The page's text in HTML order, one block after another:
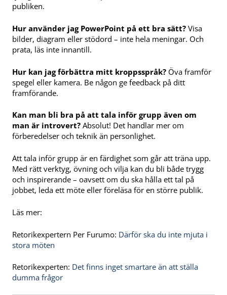
publiken.
Hur använder jag PowerPoint på ett bra sätt? Visa
bilder, diagram eller stödord – inte hela meningar. Och
prata, läs inte innantill.
Hur kan jag förbättra mitt kroppsspråk? Öva framför
spegel eller kamera. Be någon ge feedback på ditt
framförande.
Kan man bli bra på att tala inför grupp även om
man är introvert? Absolut! Det handlar mer om
förberedelser och teknik än personlighet.
Att tala inför grupp är en färdighet som går att träna upp.
Med rätt verktyg, övning och vilja kan du bli både trygg
och inspirerande – oavsett om du ska hålla ett tal på
jobbet, leda ett möte eller föreläsa för en större publik.
Läs mer:
Retorikexpertern Per Furumo: Därför ska du inte mjuta i
stora möten
Retorikexperten: Det finns inget smartare än att ställa
dumma frågor